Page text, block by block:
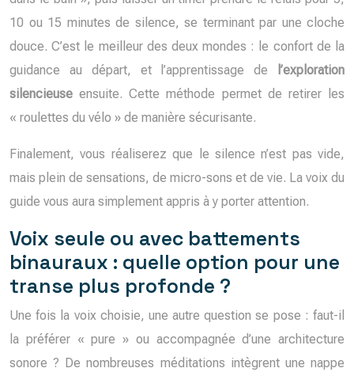
10 ou 15 minutes de silence, se terminant par une cloche
douce. C’est le meilleur des deux mondes : le confort de la
guidance au départ, et l’apprentissage de
l’exploration
silencieuse ensuite. Cette méthode permet de retirer les
« roulettes du vélo » de manière sécurisante.
Finalement, vous réaliserez que le silence n’est pas vide,
mais plein de sensations, de micro-sons et de vie. La voix du
guide vous aura simplement appris à y porter attention.
Voix seule ou avec battements
binauraux : quelle option pour une
transe plus profonde ?
Une fois la voix choisie, une autre question se pose : faut-il
la préférer « pure » ou accompagnée d’une architecture
sonore ? De nombreuses méditations intègrent une nappe